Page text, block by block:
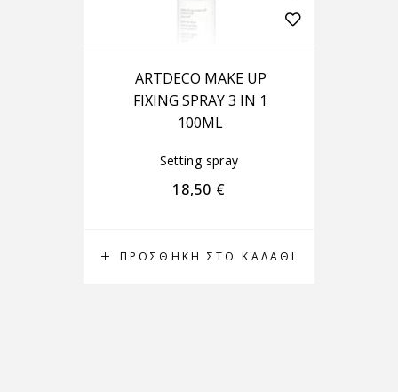
ΠΡΟΣΘΉΚΗ ΣΤΟ ΚΑΛΆΘΙ
ARTDECO MAKE UP
FIXING SPRAY 3 IN 1
100ML
Setting spray
18,50 €